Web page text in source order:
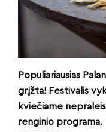
Populiariausias
grįžta! Festivalis
kviečiame
renginio programa.